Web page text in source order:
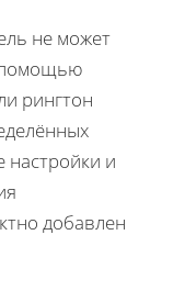
не может
рингтон
настройки и
добавлен